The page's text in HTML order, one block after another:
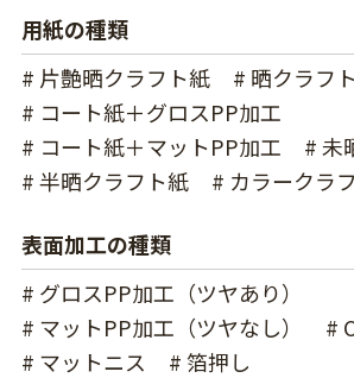
用紙の種類
# 片艶晒クラフト紙
# 晒クラフ
# コート紙＋グロスPP加工
# コート紙＋マットPP加工
# 未
# 半晒クラフト紙
# カラークラ
表面加工の種類
# グロスPP加工（ツヤあり）
# マットPP加工（ツヤなし）
#
# マットニス
# 箔押し